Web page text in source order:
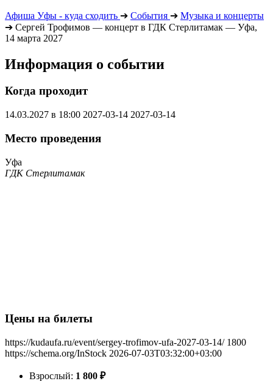
Афиша Уфы - куда сходить ➔ События ➔ Музыка и концерты
➔ Сергей Трофимов — концерт в ГДК Стерлитамак — Уфа,
14 марта 2027
Информация о событии
Когда проходит
14.03.2027 в 18:00 2027-03-14 2027-03-14
Место проведения
Уфа
ГДК Стерлитамак
Цены на билеты
https://kudaufa.ru/event/sergey-trofimov-ufa-2027-03-14/ 1800
https://schema.org/InStock 2026-07-03T03:32:00+03:00
Взрослый: 1 800 ₽